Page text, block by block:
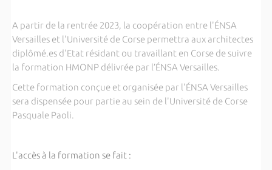
A partir de la rentrée 2023, la coopération entre l'ÉNSA
Versailles et l'Université de Corse permettra aux architectes
diplômé.es d'Etat résidant ou travaillant en Corse de suivre
la formation HMONP délivrée par l’ÉNSA Versailles.
Cette formation conçue et organisée par l'ÉNSA Versailles
sera dispensée pour partie au sein de l'Université de Corse
Pasquale Paoli.
L'accès à la formation se fait :